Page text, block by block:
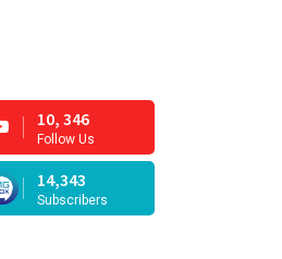
10, 346
Follow Us
14,343
Subscribers